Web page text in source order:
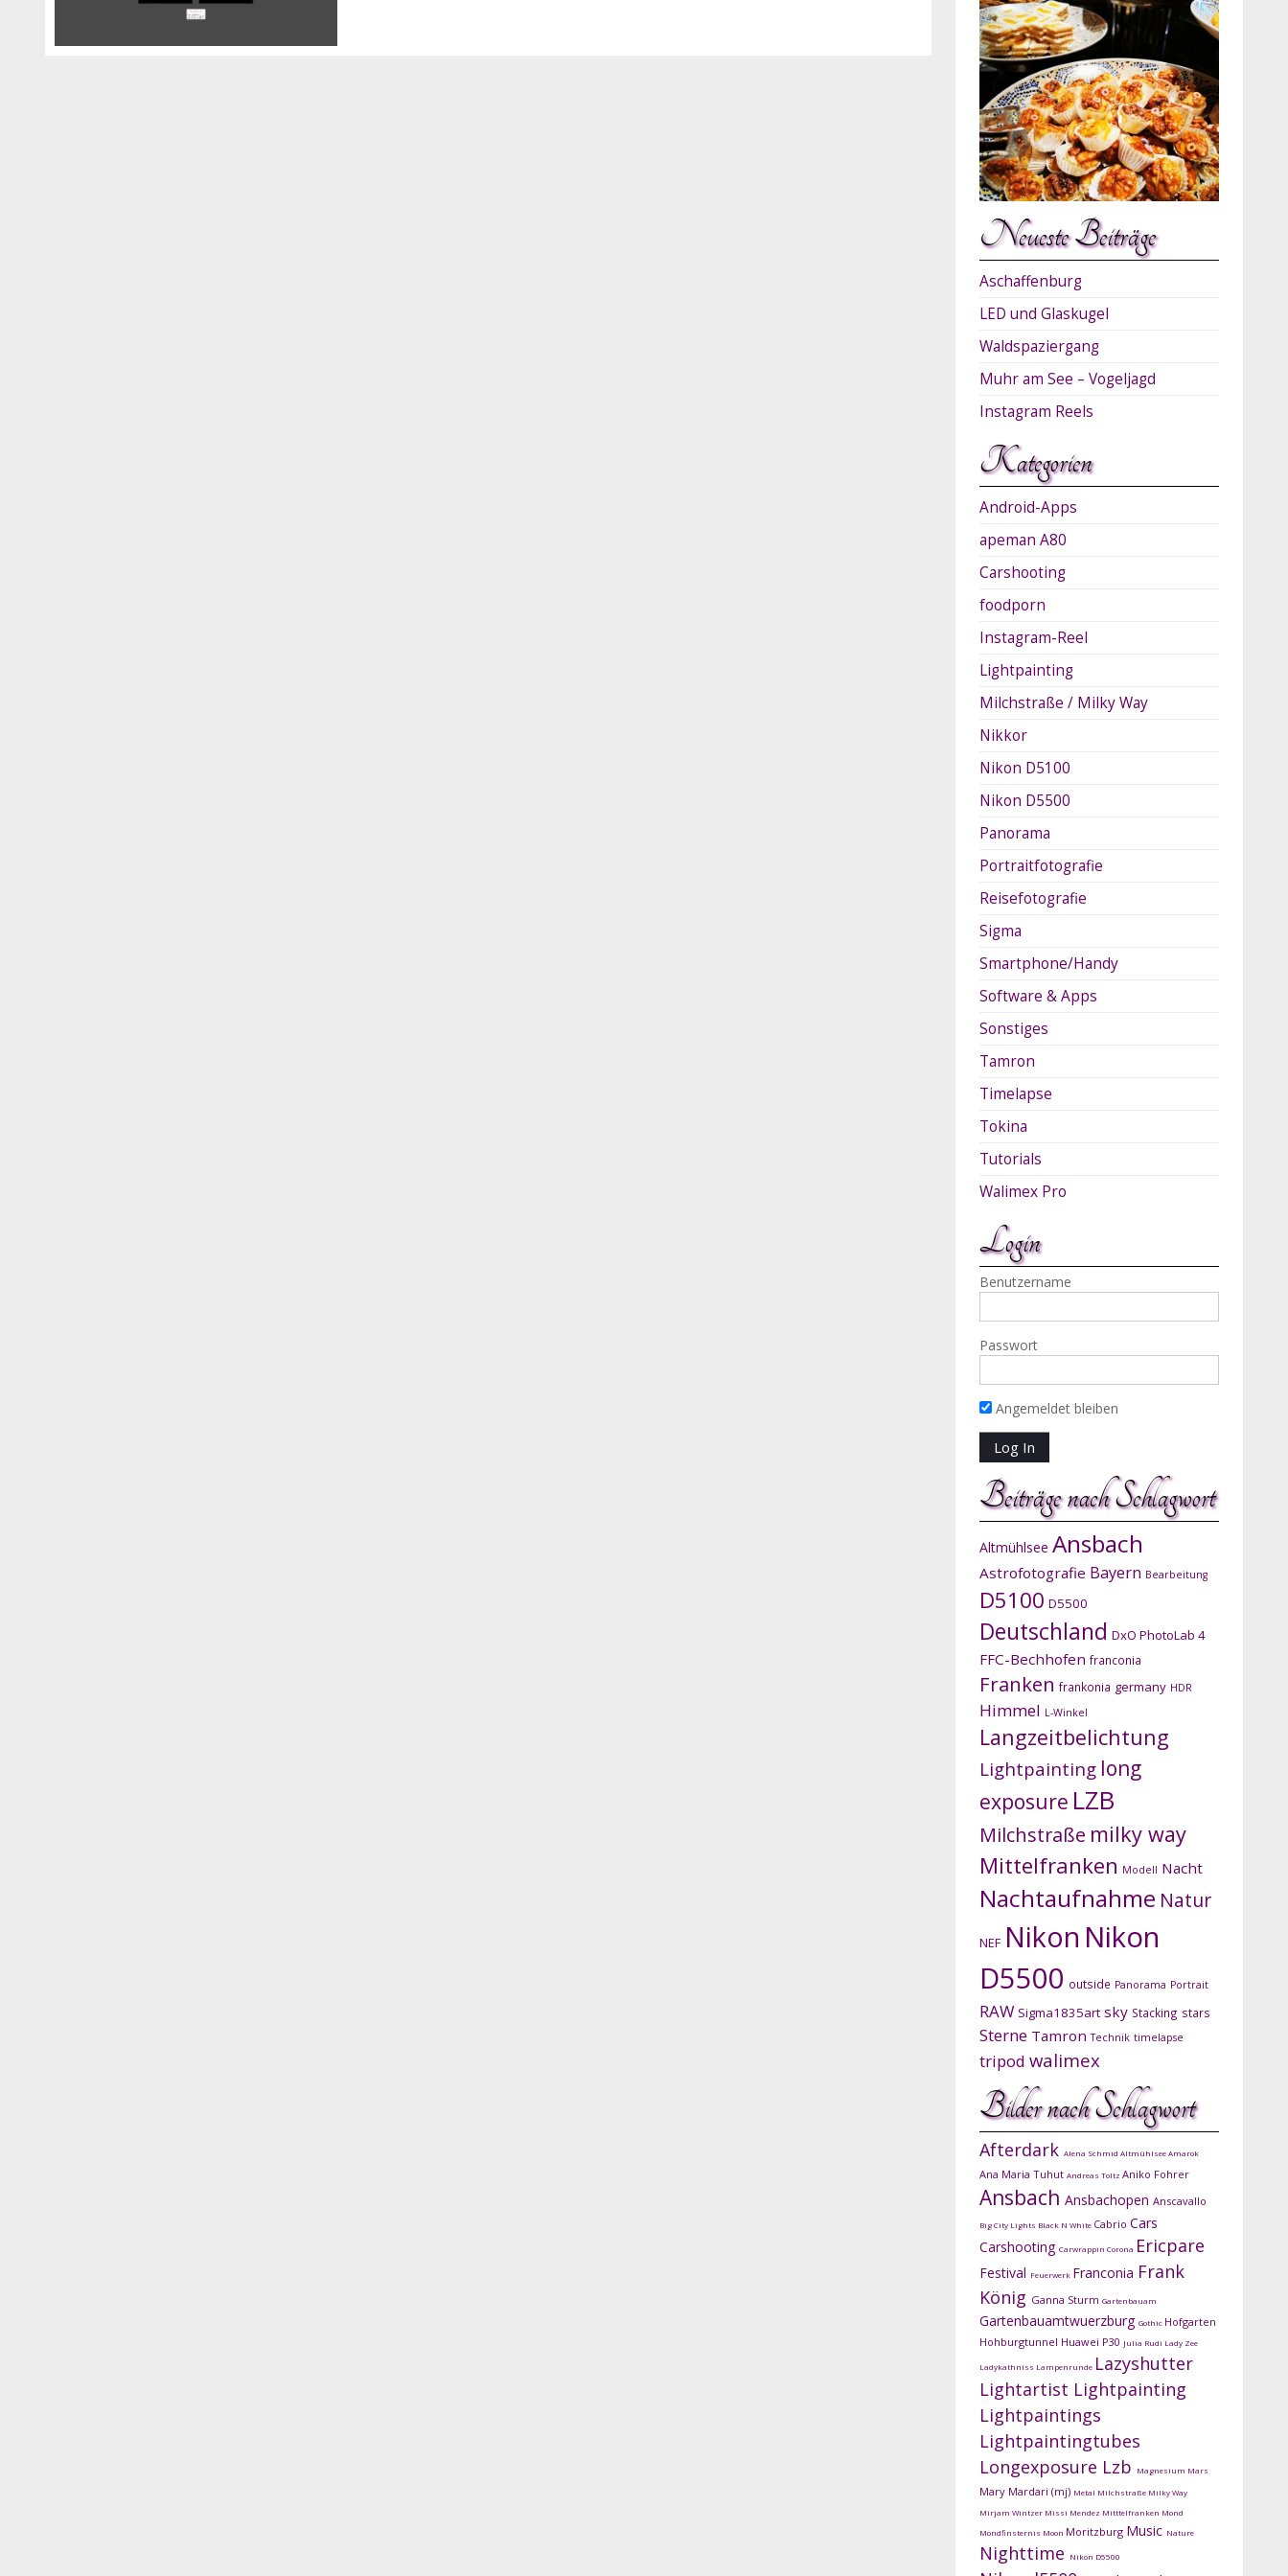
Neueste Beiträge
Aschaffenburg
LED und Glaskugel
Waldspaziergang
Muhr am See – Vogeljagd
Instagram Reels
Kategorien
Android-Apps
apeman A80
Carshooting
foodporn
Instagram-Reel
Lightpainting
Milchstraße / Milky Way
Nikkor
Nikon D5100
Nikon D5500
Panorama
Portraitfotografie
Reisefotografie
Sigma
Smartphone/Handy
Software & Apps
Sonstiges
Tamron
Timelapse
Tokina
Tutorials
Walimex Pro
Login
Benutzername
Passwort
Angemeldet bleiben
Beiträge nach Schlagwort
Altmühlsee Ansbach
Astrofotografie Bayern Bearbeitung
D5100 D5500
Deutschland DxO PhotoLab 4
FFC-Bechhofen franconia
Franken frankonia germany HDR
Himmel L-Winkel
Langzeitbelichtung
Lightpainting long
exposure LZB
Milchstraße milky way
Mittelfranken Modell Nacht
Nachtaufnahme Natur
NEF Nikon Nikon
D5500 outside Panorama Portrait
RAW Sigma1835art sky Stacking stars
Sterne Tamron Technik timelapse
tripod walimex
Bilder nach Schlagwort
Afterdark Alena Schmid AltmühlseeAmarok
Ana Maria Tuhut Andreas Toltz Aniko Fohrer
Ansbach Ansbachopen Anscavallo
Big City Lights Black N White Cabrio Cars
Carshooting Carwrappin Corona Ericpare
Festival Feuerwerk Franconia Frank
König Ganna Sturm Gartenbauam
Gartenbauamtwuerzburg Gothic Hofgarten
Hohburgtunnel Huawei P30 Julia Rudi Lady Zee
Ladykathniss Lampenrunde Lazyshutter
Lightartist Lightpainting
Lightpaintings
Lightpaintingtubes
Longexposure Lzb Magnesium Mars
Mary Mardari (mj) Metal Milchstraße Milky Way
Mirjam Wintzer Missi Mendez Mitttelfranken Mond
Mondfinsternis Moon Moritzburg Music Nature
Nighttime Nikon D5500